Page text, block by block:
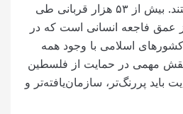
بحران در خاورمیانه هستند. بیش از ۵۳ هزار قربانی طی
عمق فاجعه انسانی است که در
اسلامی با وجود همه
مهمی در حمایت از فلسطین
باید پررنگ‌تر، سازمان‌یافته‌تر و